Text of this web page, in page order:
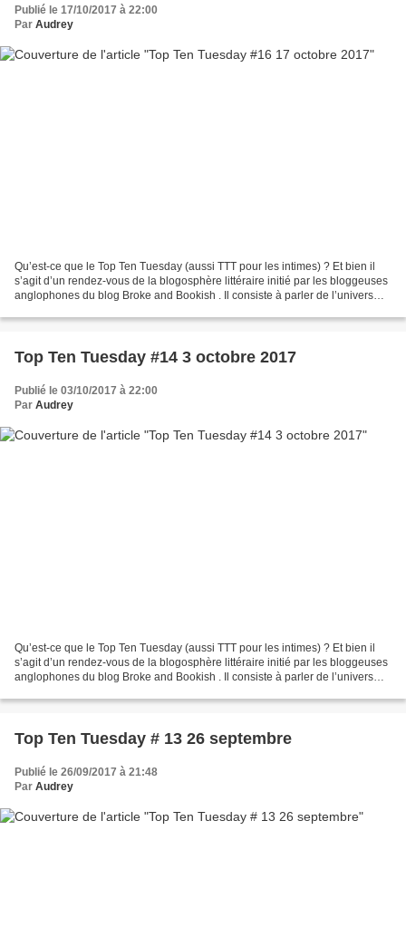
Publié le 17/10/2017 à 22:00
Par Audrey
Qu’est-ce que le Top Ten Tuesday (aussi TTT pour les intimes) ? Et bien il
s’agit d’un rendez-vous de la blogosphère littéraire initié par les bloggeuses
anglophones du blog Broke and Bookish . Il consiste à parler de l’univers
Top Ten Tuesday #14 3 octobre 2017
Publié le 03/10/2017 à 22:00
Par Audrey
Qu’est-ce que le Top Ten Tuesday (aussi TTT pour les intimes) ? Et bien il
s’agit d’un rendez-vous de la blogosphère littéraire initié par les bloggeuses
anglophones du blog Broke and Bookish . Il consiste à parler de l’univers
Top Ten Tuesday # 13 26 septembre
Publié le 26/09/2017 à 21:48
Par Audrey